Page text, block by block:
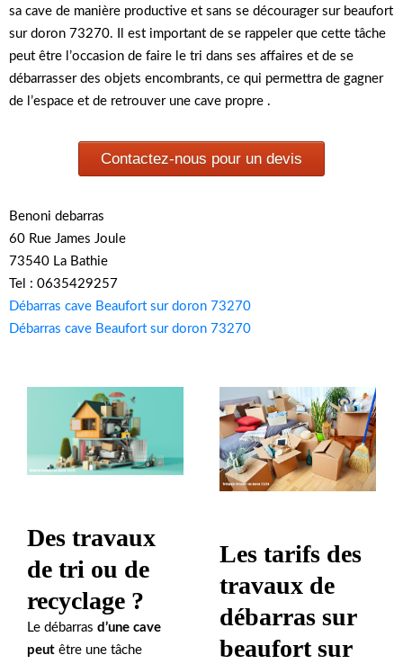
sa cave de manière productive et sans se décourager sur beaufort
sur doron 73270. Il est important de se rappeler que cette tâche
peut être l’occasion de faire le tri dans ses affaires et de se
débarrasser des objets encombrants, ce qui permettra de gagner
de l’espace et de retrouver une cave propre .
Contactez-nous pour un devis
Benoni debarras
60 Rue James Joule
73540 La Bathie
Tel : 0635429257
Débarras cave Beaufort sur doron 73270
Débarras cave Beaufort sur doron 73270
Des travaux
de tri ou de
recyclage ?
Le débarras d’une cave
peut être une tâche
Les tarifs des
travaux de
débarras sur
beaufort sur